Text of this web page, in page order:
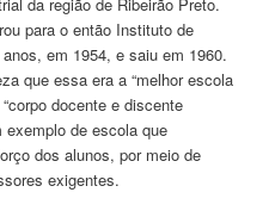
para o então Instituto de
em 1954, e saiu em 1960.
que essa era a “melhor escola
docente e discente
exemplo de escola que
dos alunos, por meio de
exigentes.